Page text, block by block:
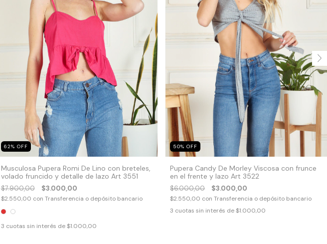
62% OFF
Musculosa Pupera Romi De Lino con breteles,
volado fruncido y detalle de lazo Art 3551
$7.900,00 $3.000,00
$2.550,00 con Transferencia o depósito bancario
3 cuotas sin interés de$1.000,00
50%OFF
Pupera Candy De Morley Viscosa con frunce
en el frente y lazo Art 3522
$6.000,00 $3.000,00
$2.550,00 con Transferencia o depósito bancario
3 cuotas sin interés de$1.000,00